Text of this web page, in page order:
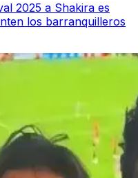
2025 a Shakira es
los barranquilleros